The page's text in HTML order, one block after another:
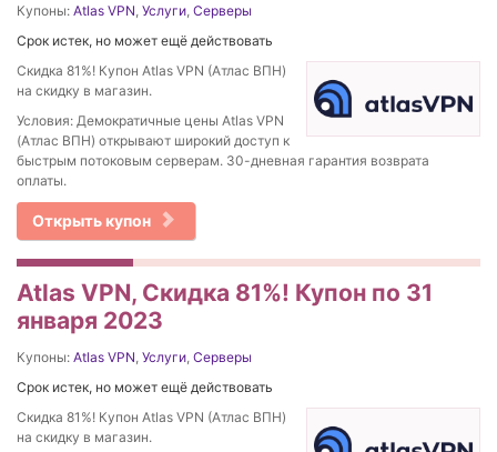
Купоны: Atlas VPN Услуги Серверы
Срок истек, но может ещё действовать
Скидка 81%! Купон Atlas VPN (Атлас ВПН)
на скидку в магазин.
Условия: Демократичные цены Atlas VPN
(Атлас ВПН) открывают широкий доступ к
быстрым потоковым серверам. 30-дневная гарантия возврата
оплаты.
Открыть купон
Atlas VPN, Скидка 81%! Купон по 31
января 2023
Купоны: Atlas VPN Услуги Серверы
Срок истек, но может ещё действовать
Скидка 81%! Купон Atlas VPN (Атлас ВПН)
на скидку в магазин.